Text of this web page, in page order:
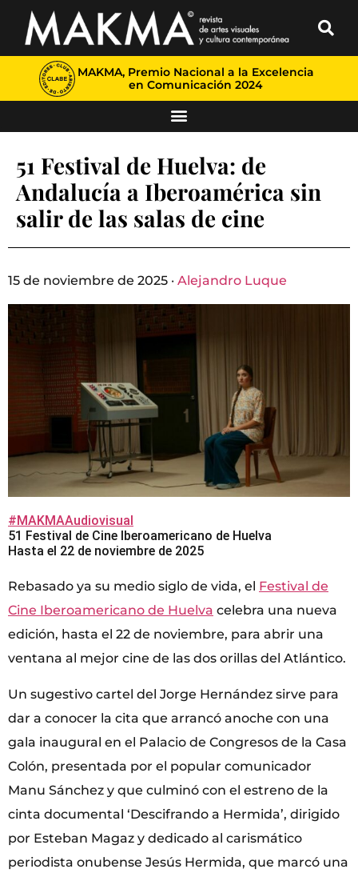
MAKMA, Premio Nacional a la Excelencia
en Comunicación 2024
51 Festival de Huelva: de
Andalucía a Iberoamérica sin
salir de las salas de cine
15 de noviembre de 2025 · Alejandro Luque
#MAKMAAudiovisual
51 Festival de Cine Iberoamericano de Huelva
Hasta el 22 de noviembre de 2025
Rebasado ya su medio siglo de vida, el Festival de
Cine Iberoamericano de Huelva celebra una nueva
edición, hasta el 22 de noviembre, para abrir una
ventana al mejor cine de las dos orillas del Atlántico.
Un sugestivo cartel del Jorge Hernández sirve para
dar a conocer la cita que arrancó anoche con una
gala inaugural en el Palacio de Congresos de la Casa
Colón, presentada por el popular comunicador
Manu Sánchez y que culminó con el estreno de la
cinta documental ‘Descifrando a Hermida’, dirigido
por Esteban Magaz y dedicado al carismático
periodista onubense Jesús Hermida, que marcó una